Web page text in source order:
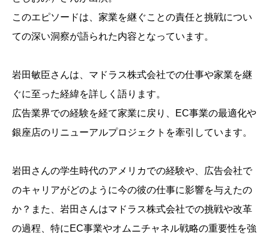
このエピソードは、家業を継ぐことの責任と挑戦につい
ての深い洞察が語られた内容となっています。
岩田敏臣さんは、マドラス株式会社での仕事や家業を継
ぐに至った経緯を詳しく語ります。
広告業界での経験を経て家業に戻り、EC事業の最適化や
銀座店のリニューアルプロジェクトを牽引しています。
岩田さんの学生時代のアメリカでの経験や、広告会社で
のキャリアがどのように今の彼の仕事に影響を与えたの
か？また、岩田さんはマドラス株式会社での挑戦や改革
の過程、特にEC事業やオムニチャネル戦略の重要性を強